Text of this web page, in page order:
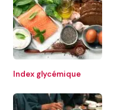
Index glycémique